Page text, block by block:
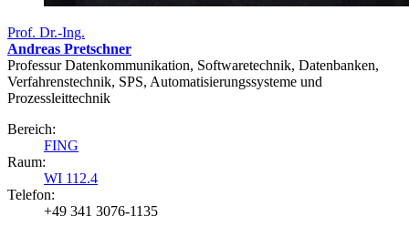
Prof. Dr.-Ing.
Andreas Pretschner
Professur Datenkommunikation, Softwaretechnik, Datenbanken,
Verfahrenstechnik, SPS, Automatisierungssysteme und
Prozessleittechnik
Bereich:
FING
Raum:
WI 112.4
Telefon:
+49 341 3076-1135